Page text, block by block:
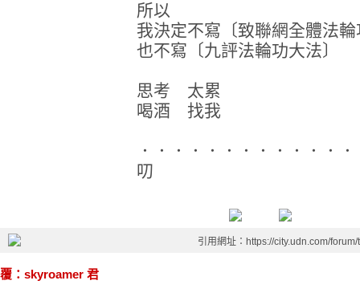
所以
我決定不寫〔致聯網全體法
也不寫〔九評法輪功大法〕
思考 太累
喝酒 找我
．．．．．．．．．．．．
叨
引用網址：https://city.udn.com/
覆：skyroamer 君